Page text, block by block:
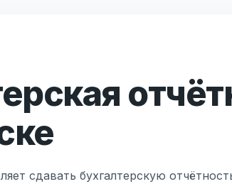
сдавать бухгалтерскую